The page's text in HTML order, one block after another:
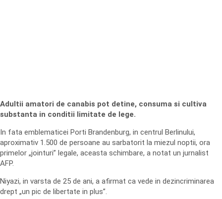
Adultii amatori de canabis pot detine, consuma si cultiva
substanta in conditii limitate de lege.
In fata emblematicei Porti Brandenburg, in centrul Berlinului,
aproximativ 1.500 de persoane au sarbatorit la miezul noptii, ora
primelor „jointuri” legale, aceasta schimbare, a notat un jurnalist
AFP.
Niyazi, in varsta de 25 de ani, a afirmat ca vede in dezincriminarea
drept „un pic de libertate in plus”.